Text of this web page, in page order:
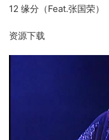
12 缘分（Feat.张国荣）
资源下载